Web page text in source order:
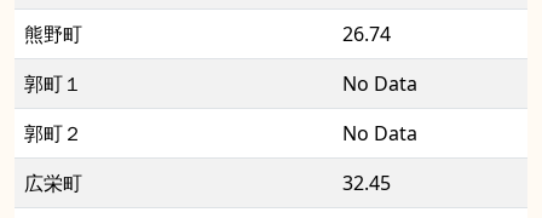
熊野町
26.74
郭町１
No Data
郭町２
No Data
広栄町
32.45